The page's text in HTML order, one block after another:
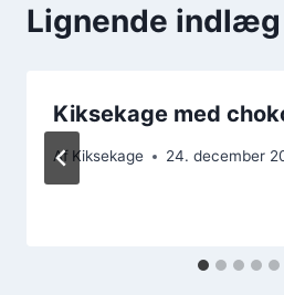
Lignende indlæg
Kiksekage med
Af Kiksekage 24. december